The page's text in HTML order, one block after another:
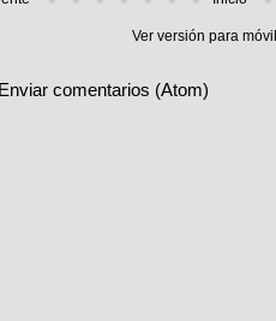
Ver versión para
Enviar comentarios (Atom)